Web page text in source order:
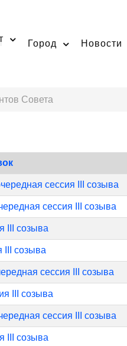
Город Новости
Совета
сессия III созыва
сессия III созыва
III созыва
III созыва
сессия III созыва
III созыва
сессия III созыва
III созыва